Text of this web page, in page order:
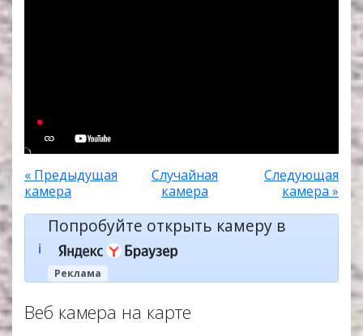
« Предыдущая
камера
Случайная
камера
Следующая
камера »
ℹ️
Попробуйте открыть камеру в
Реклама
Веб камера на карте